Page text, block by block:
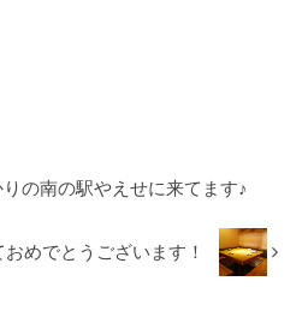
の南の駅やえせに来てます♪
めでとうございます！